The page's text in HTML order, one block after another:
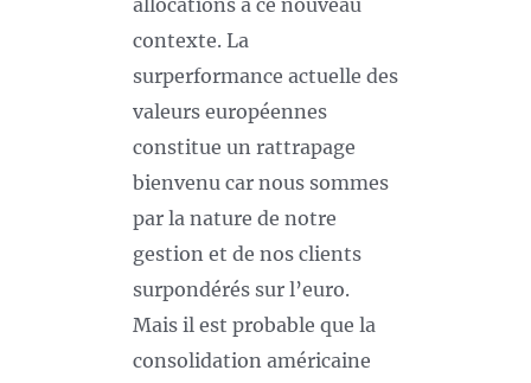
allocations à ce nouveau
contexte. La
surperformance actuelle des
valeurs européennes
constitue un rattrapage
bienvenu car nous sommes
par la nature de notre
gestion et de nos clients
surpondérés sur l’euro.
Mais il est probable que la
consolidation américaine